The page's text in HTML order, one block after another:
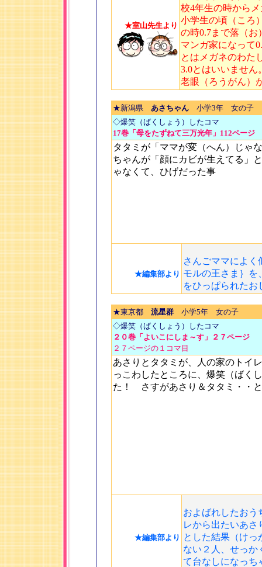
★室山先生より
校4年生の時から
小学生の頃（ころ
の時0.7まで落（
マンガ家になって
とはメガネのわた
3.0とはいいません
老眼（ろうがん）
★新潟県 あさちゃん小学3年 女の子
◇爆笑（ばくしょう）したコマ
17巻「母をたずねて三万光年」112ページ
タタミが「ママが変（へん）じゃ
ちゃんが「顔にカビが生えてる」
ゃなくて、ひげだった事
★編集部より
さんごママによく
モルの王さま｝を
をひっぱられたお
★東京都 流星群小学5年 女の子
◇爆笑（ばくしょう）したコマ
２０巻「よいこにしま～す」２７ページ
２７ページの１コマ目
あさりとタタミが、人の家のトイ
っこわしたところに、爆笑（ばく
た！ さすがあさり＆タタミ・・
★編集部より
およばれしたおう
レから出たいあさ
とした結果（け
ない２人、せっか
て台なしになっち